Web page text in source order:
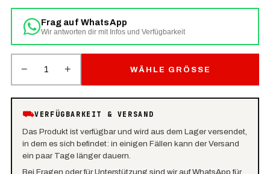
Frag auf WhatsApp
Wir antworten dir mit Infos und Verfügbarkeit
− 1 + WÄHLE GRÖSSE
⛟VERFÜGBARKEIT & VERSAND
Das Produkt ist verfügbar und wird aus dem Lager versendet,
in dem es sich befindet: in einigen Fällen kann der Versand
ein paar Tage länger dauern.
Bei Fragen oder für Unterstützung sind wir auf WhatsApp für